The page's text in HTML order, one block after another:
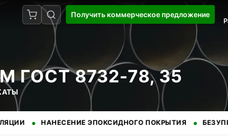
Получить коммерческое предложение
ГОСТ 8732-78, 35
НАНЕСЕНИЕ ЭПОКСИДНОГО ПОКРЫТИЯ • БЕЗУПРЕЧНАЯ